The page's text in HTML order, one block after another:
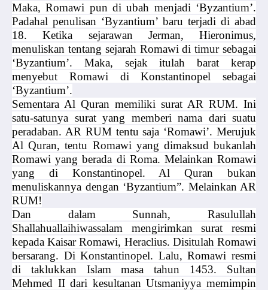
Maka, Romawi pun di ubah menjadi ‘Byzantium’.
Padahal penulisan ‘Byzantium’ baru terjadi di abad
18. Ketika sejarawan Jerman, Hieronimus,
menuliskan tentang sejarah Romawi di timur sebagai
‘Byzantium’. Maka, sejak itulah barat kerap
menyebut Romawi di Konstantinopel sebagai
‘Byzantium’.
Sementara Al Quran memiliki surat AR RUM. Ini
satu-satunya surat yang memberi nama dari suatu
peradaban. AR RUM tentu saja ‘Romawi’. Merujuk
Al Quran, tentu Romawi yang dimaksud bukanlah
Romawi yang berada di Roma. Melainkan Romawi
yang di Konstantinopel. Al Quran bukan
menuliskannya dengan ‘Byzantium”. Melainkan AR
RUM!
Dan dalam Sunnah, Rasulullah
Shallahuallaihiwassalam mengirimkan surat resmi
kepada Kaisar Romawi, Heraclius. Disitulah Romawi
bersarang. Di Konstantinopel. Lalu, Romawi resmi
di taklukkan Islam masa tahun 1453. Sultan
Mehmed II dari kesultanan Utsmaniyya memimpin